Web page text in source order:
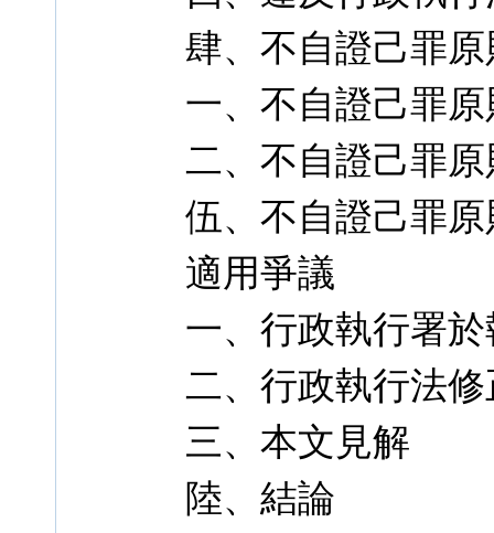
肆、不自證己罪
一、不自證己罪
二、不自證己罪
伍、不自證己罪
適用爭議
一、行政執行署
二、行政執行法
三、本文見解
陸、結論